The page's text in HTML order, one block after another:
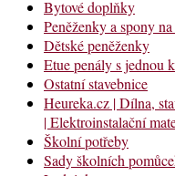
Bytové doplňky
Peněženky a spony
Dětské peněženky
Etue penály s jednou
Ostatní stavebnice
Heureka.cz | Dílna,
| Elektroinstalační
Školní potřeby
Sady školních